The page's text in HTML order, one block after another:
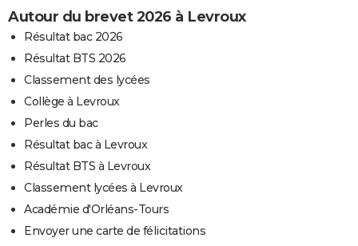
Autour du brevet 2026 à Levroux
Résultat bac 2026
Résultat BTS 2026
Classement des lycées
Collège à Levroux
Perles du bac
Résultat bac à Levroux
Résultat BTS à Levroux
Classement lycées à Levroux
Académie d'Orléans-Tours
Envoyer une carte de félicitations